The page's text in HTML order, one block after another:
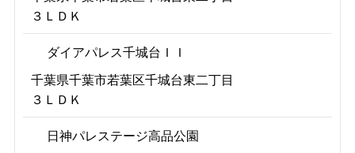
３ＬＤＫ
ダイアパレス千城台ＩＩ
千葉県千葉市若葉区千城台東二丁目
３ＬＤＫ
日神パレステージ高品公園